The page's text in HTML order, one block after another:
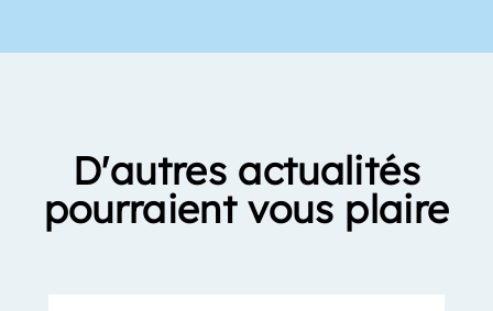
D'autres actualités
pourraient vous plaire